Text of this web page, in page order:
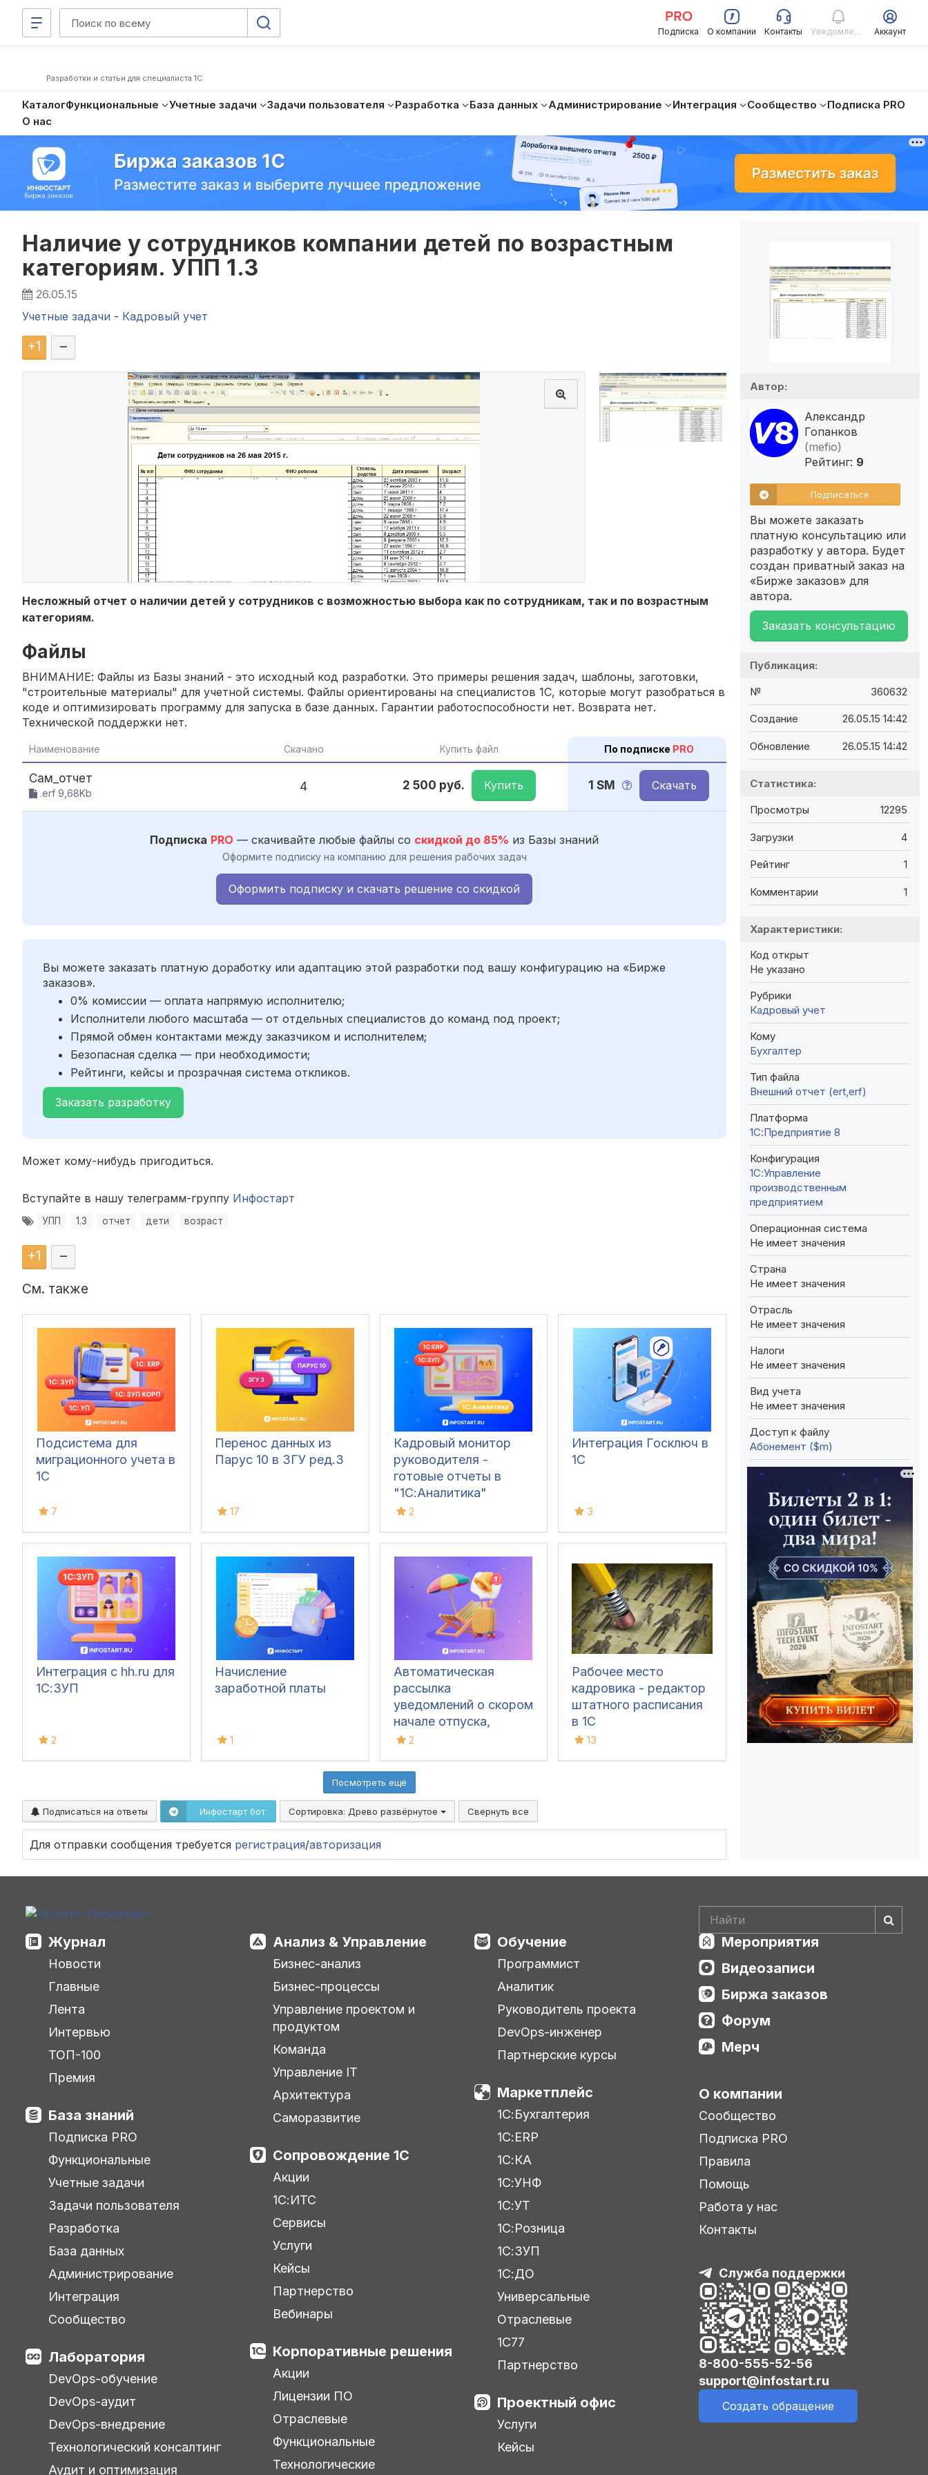
Подписка О компании Контакты Уведомления Аккаунт
Разработки и статьи для специалиста 1С
КаталогФункциональные Учетные задачи Задачи пользователя Разработка База данных Администрирование Интеграция Сообщество
Подписка PRO
О нас
Наличие у сотрудников компании детей по возрастным
категориям. УПП 1.3
26.05.15
Учетные задачи - Кадровый учет
+1 –
Несложный отчет о наличии детей у сотрудников с возможностью выбора как по сотрудникам, так и по возрастным
категориям.
Файлы
ВНИМАНИЕ: Файлы из Базы знаний - это исходный код разработки. Это примеры решения задач, шаблоны, заготовки,
"строительные материалы" для учетной системы. Файлы ориентированы на специалистов 1С, которые могут разобраться в
коде и оптимизировать программу для запуска в базе данных. Гарантии работоспособности нет. Возврата нет.
Технической поддержки нет.
Наименование Скачано Купить файл По подписке PRO
Сам_отчет
.erf 9,68Kb 4 2 500 руб. Купить 1 SM Скачать
Подписка PRO — скачивайте любые файлы со скидкой до 85% из Базы знаний
Оформите подписку на компанию для решения рабочих задач
Оформить подписку и скачать решение со скидкой
Вы можете заказать платную доработку или адаптацию этой разработки под вашу конфигурацию на «Бирже
заказов».
0% комиссии — оплата напрямую исполнителю;
Исполнители любого масштаба — от отдельных специалистов до команд под проект;
Прямой обмен контактами между заказчиком и исполнителем;
Безопасная сделка — при необходимости;
Рейтинги, кейсы и прозрачная система откликов.
Заказать разработку
Может кому-нибудь пригодиться.
Вступайте в нашу телеграмм-группу Инфостарт
УПП 1.3 отчет дети возраст
+1 –
См. также
Подсистема для
миграционного учета в
1С
7
Перенос данных из
Парус 10 в ЗГУ ред.3
17
Кадровый монитор
руководителя -
готовые отчеты в
"1С:Аналитика"
используя данные из
КОРП", "1С:ERP"
2
Интеграция Госключ в
1С
3
Интеграция с hh.ru для
1С:ЗУП
2
Начисление
заработной платы
1
Автоматическая
рассылка
уведомлений о скором
начале отпуска,
остатке отпусков и
рождения для 1С: ЗУП
3.1
2
Рабочее место
кадровика - редактор
штатного расписания
в 1С
13
Посмотреть ещё
Подписаться на ответы Инфостарт бот Сортировка: Древо развёрнутое Свернуть все
Для отправки сообщения требуется регистрация/авторизация
Автор:
Александр
Гопанков
(mefio)
Рейтинг: 9
Подписаться
Вы можете заказать
платную консультацию или
разработку у автора. Будет
создан приватный заказ на
«Бирже заказов» для
автора.
Заказать консультацию
Публикация:
№ 360632
Создание 26.05.15 14:42
Обновление 26.05.15 14:42
Статистика:
Просмотры 12295
Загрузки 4
Рейтинг 1
Комментарии 1
Характеристики:
Код открыт
Не указано
Рубрики
Кадровый учет
Кому
Бухгалтер
Тип файла
Внешний отчет (ert,erf)
Платформа
1С:Предприятие 8
Конфигурация
1С:Управление
производственным
предприятием
Операционная система
Не имеет значения
Страна
Не имеет значения
Отрасль
Не имеет значения
Налоги
Не имеет значения
Вид учета
Не имеет значения
Доступ к файлу
Абонемент ($m)
Журнал
Новости
Главные
Лента
Интервью
ТОП-100
Премия
База знаний
Подписка PRO
Функциональные
Учетные задачи
Задачи пользователя
Разработка
База данных
Администрирование
Интеграция
Сообщество
Лаборатория
DevOps-обучение
DevOps-аудит
DevOps-внедрение
Технологический консалтинг
Аудит и оптимизация
Анализ & Управление
Бизнес-анализ
Бизнес-процессы
Управление проектом и
продуктом
Команда
Управление IT
Архитектура
Саморазвитие
Сопровождение 1С
Акции
1С:ИТС
Сервисы
Услуги
Кейсы
Партнерство
Вебинары
Корпоративные решения
Акции
Лицензии ПО
Отраслевые
Функциональные
Технологические
Обучение
Программист
Аналитик
Руководитель проекта
DevOps-инженер
Партнерские курсы
Маркетплейс
1С:Бухгалтерия
1С:ERP
1С:КА
1С:УНФ
1С:УТ
1С:Розница
1С:ЗУП
1С:ДО
Универсальные
Отраслевые
1С77
Партнерство
Проектный офис
Услуги
Кейсы
Мероприятия
Видеозаписи
Биржа заказов
Форум
Мерч
О компании
Сообщество
Подписка PRO
Правила
Помощь
Работа у нас
Контакты
Служба поддержки
8-800-555-52-56
support@infostart.ru
Создать обращение